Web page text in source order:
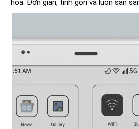
hóa. Đơn giản, tinh gọn và luôn sẵn